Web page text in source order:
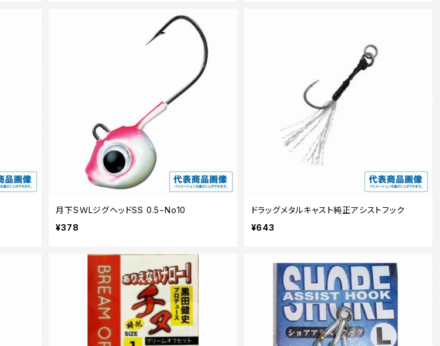
月下SＷLジグヘッドSS 0.5−No10
¥378
ドラッグメタルキャスト純正アシストフック
¥643